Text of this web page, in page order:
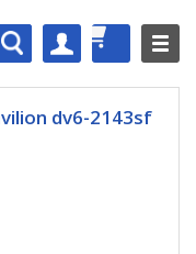
dv6-2143sf